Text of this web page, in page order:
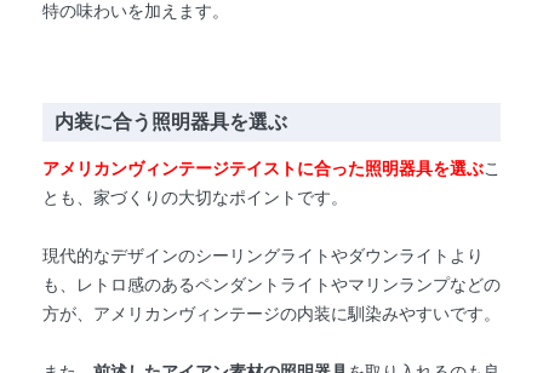
特の味わいを加えます。
内装に合う照明器具を選ぶ
アメリカンヴィンテージテイストに合った照明器具を選ぶこ
とも、家づくりの大切なポイントです。
現代的なデザインのシーリングライトやダウンライトより
も、レトロ感のあるペンダントライトやマリンランプなどの
方が、アメリカンヴィンテージの内装に馴染みやすいです。